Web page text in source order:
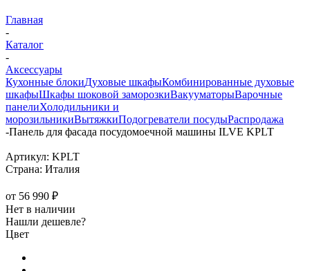
Главная
-
Каталог
-
Аксессуары
Кухонные блокиДуховые шкафыКомбинированные духовые
шкафыШкафы шоковой заморозкиВакууматорыВарочные
панелиХолодильники и
морозильникиВытяжкиПодогреватели посудыРаспродажа
-Панель для фасада посудомоечной машины ILVE KPLT
Артикул: KPLT
Страна: Италия
от 56 990 ₽
Нет в наличии
Нашли дешевле?
Цвет